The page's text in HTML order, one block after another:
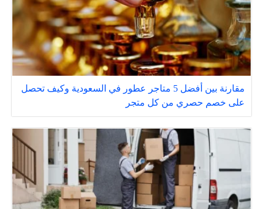
مقارنة بين أفضل 5 متاجر عطور في السعودية وكيف تحصل
على خصم حصري من كل متجر